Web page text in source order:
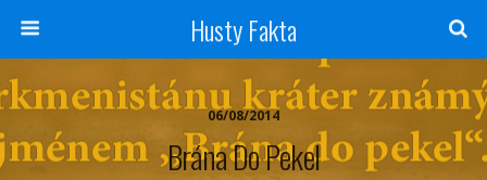
Husty Fakta
06/08/2014
Brána Do Pekel